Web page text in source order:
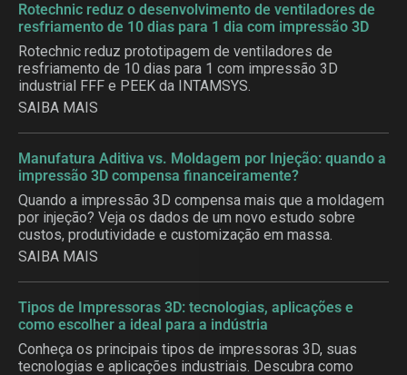
Rotechnic reduz o desenvolvimento de ventiladores de
resfriamento de 10 dias para 1 dia com impressão 3D
Rotechnic reduz prototipagem de ventiladores de
resfriamento de 10 dias para 1 com impressão 3D
industrial FFF e PEEK da INTAMSYS.
SAIBA MAIS
Manufatura Aditiva vs. Moldagem por Injeção: quando a
impressão 3D compensa financeiramente?
Quando a impressão 3D compensa mais que a moldagem
por injeção? Veja os dados de um novo estudo sobre
custos, produtividade e customização em massa.
SAIBA MAIS
Tipos de Impressoras 3D: tecnologias, aplicações e
como escolher a ideal para a indústria
Conheça os principais tipos de impressoras 3D, suas
tecnologias e aplicações industriais. Descubra como